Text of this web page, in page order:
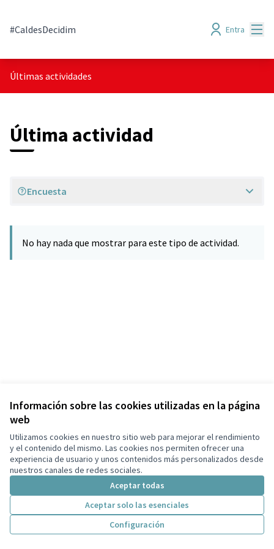
Información sobre las cookies utilizadas en la página
web
Utilizamos cookies en nuestro sitio web para mejorar el rendimiento
y el contenido del mismo. Las cookies nos permiten ofrecer una
experiencia de usuario y unos contenidos más personalizados desde
nuestros canales de redes sociales.
Aceptar todas
Aceptar solo las esenciales
Configuración
#CaldesDecidim Entra
Últimas actividades
Última actividad
Encuesta
No hay nada que mostrar para este tipo de actividad.
Términos y condiciones de uso
Configuración de cookies
#CaldesDecidim en X
(Enlace externo)
#CaldesDecidim en Facebook
(Enlace externo)
#CaldesDecidim en Instagram
(Enlace externo)
#CaldesDecidim en YouTube
(Enlace externo)
Castellano
Triar la llenguaElegir el idiomaChoose language
Web creada consoftware libre .
Con licencia
(Enlace